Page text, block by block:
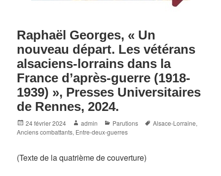
Raphaël Georges, « Un
nouveau départ. Les vétérans
alsaciens-lorrains dans la
France d’après-guerre (1918-
1939) », Presses Universitaires
de Rennes, 2024.
Posted
on
24 février 2024 Author
admin Categories
Parutions Tags
Alsace-Lorraine,
Anciens combattants, Entre-deux-guerres
(Texte de la quatrième de couverture)